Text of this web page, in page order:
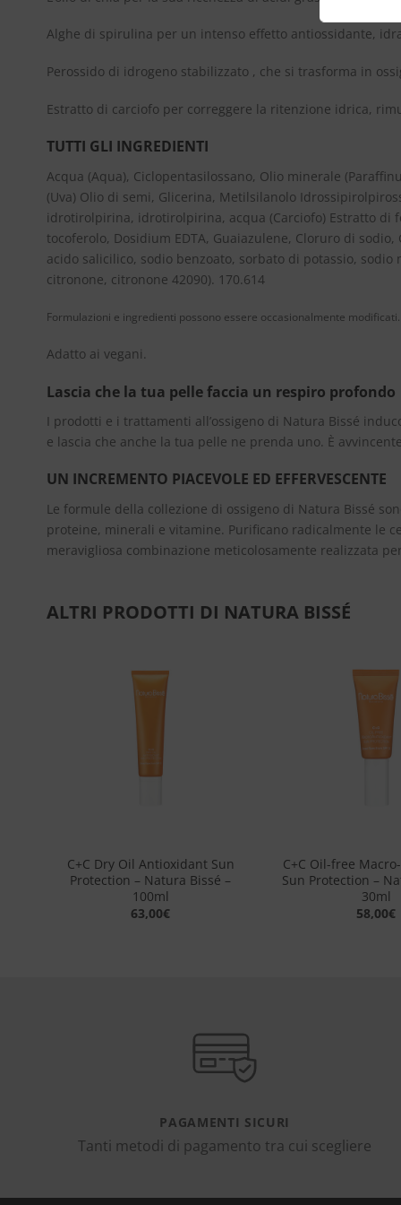
Alghe di spirulina per un intenso effetto antiossidante,
Perossido di idrogeno stabilizzato , che si trasforma in
Estratto di carciofo per correggere la ritenzione idrica,
TUTTI GLI INGREDIENTI
Acqua (Aqua), Ciclopentasilossano, Olio minerale
(Uva) Olio di semi, Glicerina, Metilsilanolo
idrotirolpirina, idrotirolpirina, acqua (Carciofo) Estratto di
tocoferolo, Dosidium EDTA, Guaiazulene, Cloruro di
acido salicilico, sodio benzoato, sorbato di potassio,
citronone, citronone 42090). 170.614
Formulazioni e ingredienti possono essere occasionalmente
Adatto ai vegani.
Lascia che la tua pelle faccia un respiro profondo
I prodotti e i trattamenti all’ossigeno di Natura Bissé
e lascia che anche la tua pelle ne prenda uno. È
UN INCREMENTO PIACEVOLE ED EFFERVESCENTE
Le formule della collezione di ossigeno di Natura Bissé
proteine, minerali e vitamine. Purificano radicalmente le
meravigliosa combinazione meticolosamente realizzata
ALTRI PRODOTTI DI NATURA BISSÉ
C+C Dry Oil Antioxidant Sun
Protection – Natura Bissé –
100ml
63,00€
C+C Oil-free
Sun Protection –
30ml
58,00€
PAGAMENTI SICURI
Tanti metodi di pagamento tra cui scegliere